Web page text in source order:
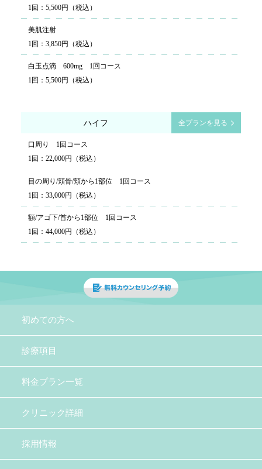
1回：5,500円（税込）
美肌注射
1回：3,850円（税込）
白玉点滴 600mg 1回コース
1回：5,500円（税込）
ハイフ 全プランを見る
口周り 1回コース
1回：22,000円（税込）
目の周り/頬骨/頬から1部位 1回コース
1回：33,000円（税込）
額/アゴ下/首から1部位 1回コース
1回：44,000円（税込）
初めての方へ
診療項目
料金プラン一覧
クリニック詳細
採用情報